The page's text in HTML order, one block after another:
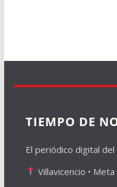
TIEMPO DE
El periódico digital
Villavicencio • Meta